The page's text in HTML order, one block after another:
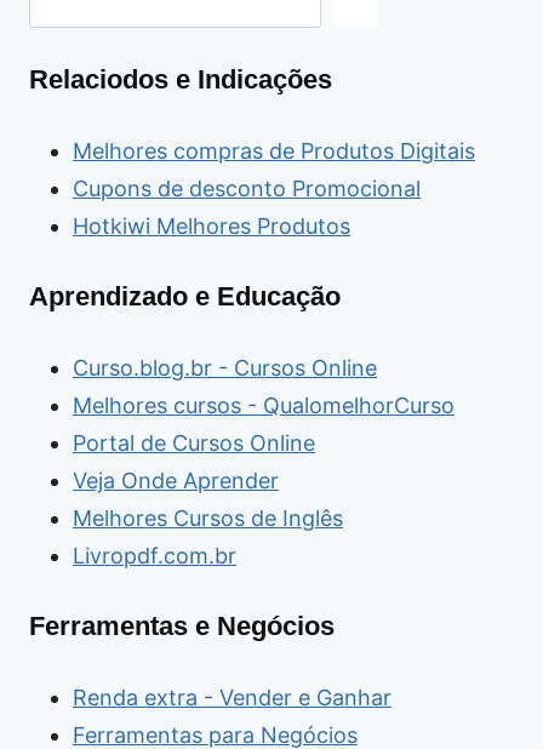
Relaciodos e Indicações
Melhores compras de Produtos Digitais
Cupons de desconto Promocional
Hotkiwi Melhores Produtos
Aprendizado e Educação
Curso.blog.br - Cursos Online
Melhores cursos - QualomelhorCurso
Portal de Cursos Online
Veja Onde Aprender
Melhores Cursos de Inglês
Livropdf.com.br
Ferramentas e Negócios
Renda extra - Vender e Ganhar
Ferramentas para Negócios